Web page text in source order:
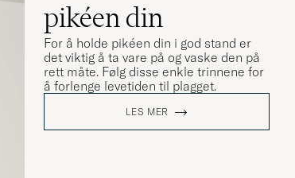
pikéen din
For å holde pikéen din i god stand er
det viktig å ta vare på og vaske den på
rett måte. Følg disse enkle trinnene for
å forlenge levetiden til plagget.
LES MER